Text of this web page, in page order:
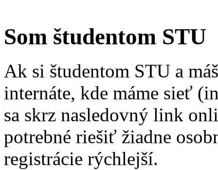
Som študentom STU
Ak si študentom STU a
internáte, kde máme sieť
sa skrz nasledovný link
potrebné riešiť žiadne
registrácie rýchlejší.